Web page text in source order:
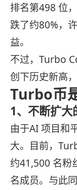
排名第498 位
跌了约80%，
益。
不过，Turbo
创下历史新高
Turbo币
1、不断扩
由于AI 项目和
大。目前，
约41,500 名粉
名成员。与此